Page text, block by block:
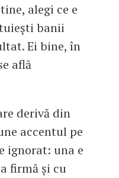
alegi ce e
banii
Ei bine, în
află
derivă din
accentul pe
ignorat: una e
firmă și cu